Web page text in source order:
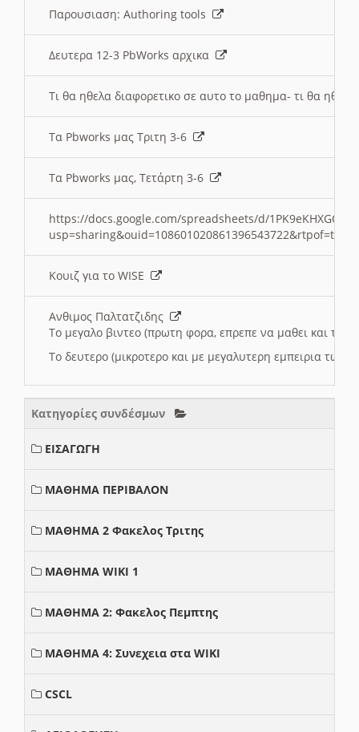
Παρουσιαση: Authoring tools
Δευτερα 12-3 PbWorks αρχικα
Τι θα ηθελα διαφορετικο σε αυτο το μαθημα- τι θα
Τα Pbworks μας Τριτη 3-6
Τα Pbworks μας, Τετάρτη 3-6
https://docs.google.com/spreadsheets/d/
Κουιζ για το WISE
Ανθιμος Παλτατζιδης
Το μεγαλο βιντεο (πρωτη φορα, επρεπε να μαθει και το
Το δευτερο (μικροτερο και με μεγαλυτερη εμπειρια
Κατηγορίες συνδέσμων
ΕΙΣΑΓΩΓΗ
ΜΑΘΗΜΑ ΠΕΡΙΒΑΛΟΝ
ΜΑΘΗΜΑ 2 Φακελος Τριτης
ΜΑΘΗΜΑ WIKI 1
ΜΑΘΗΜΑ 2: Φακελος Πεμπτης
ΜΑΘΗΜΑ 4: Συνεχεια στα WIKI
CSCL